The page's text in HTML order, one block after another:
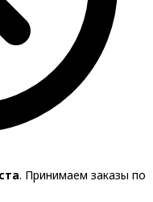
. Принимаем заказы по